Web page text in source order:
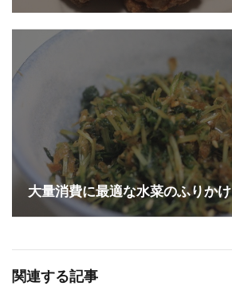
大量消費に最適な水菜のふりかけ
関連する記事